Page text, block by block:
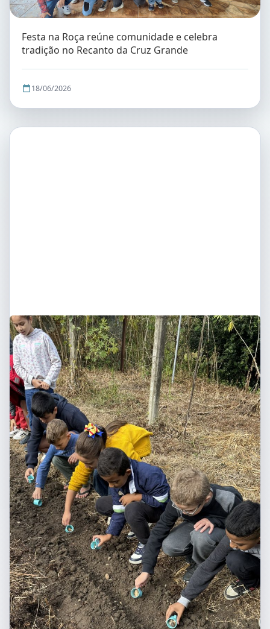
Festa na Roça reúne comunidade e celebra
tradição no Recanto da Cruz Grande
18/06/2026